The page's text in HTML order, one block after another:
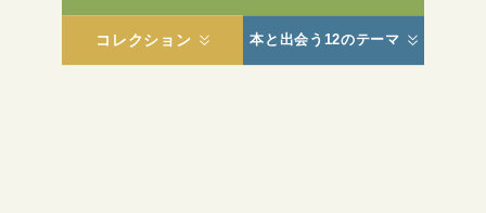
コレクション 本と出会う12のテーマ